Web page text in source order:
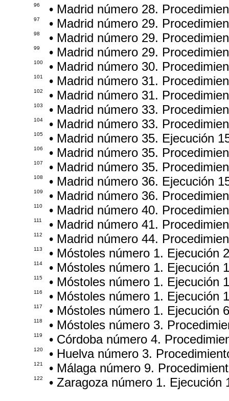
96 • Madrid número 28.
97 • Madrid número 29.
98 • Madrid número 29.
99 • Madrid número 29.
100 • Madrid número 30.
101 • Madrid número 31.
102 • Madrid número 31.
103 • Madrid número 33.
104 • Madrid número 33.
105 • Madrid número 35. Ejecución
106 • Madrid número 35.
107 • Madrid número 35.
108 • Madrid número 36. Ejecución
109 • Madrid número 36.
110 • Madrid número 40.
111 • Madrid número 41.
112 • Madrid número 44.
113 • Móstoles número 1. Ejecución
114 • Móstoles número 1. Ejecución
115 • Móstoles número 1. Ejecución
116 • Móstoles número 1. Ejecución
117 • Móstoles número 1. Ejecución
118 • Móstoles número 3.
119 • Córdoba número 4.
120 • Huelva número 3.
121 • Málaga número 9.
122 • Zaragoza número 1. Ejecución